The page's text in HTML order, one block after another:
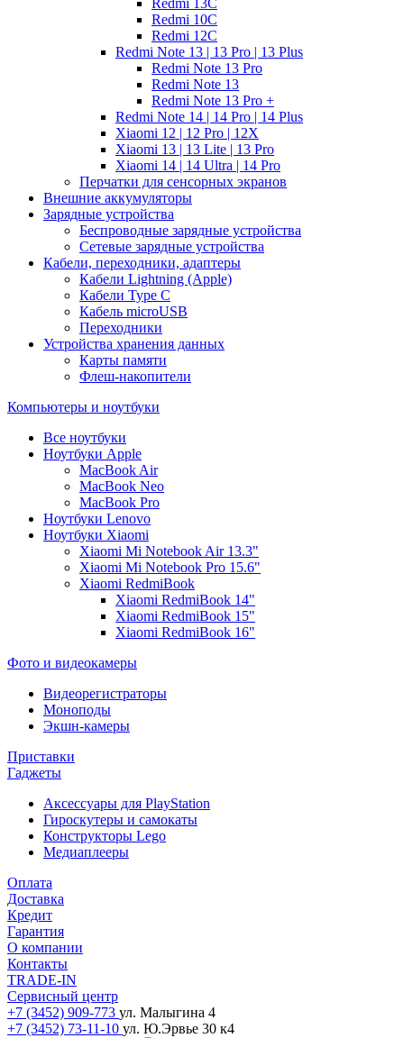
Redmi 13C
Redmi 10C
Redmi 12C
Redmi Note 13 | 13 Pro | 13 Plus
Redmi Note 13 Pro
Redmi Note 13
Redmi Note 13 Pro +
Redmi Note 14 | 14 Pro | 14 Plus
Xiaomi 12 | 12 Pro | 12X
Xiaomi 13 | 13 Lite | 13 Pro
Xiaomi 14 | 14 Ultra | 14 Pro
Перчатки для сенсорных экранов
Внешние аккумуляторы
Зарядные устройства
Беспроводные зарядные устройства
Сетевые зарядные устройства
Кабели, переходники, адаптеры
Кабели Lightning (Apple)
Кабели Type C
Кабель microUSB
Переходники
Устройства хранения данных
Карты памяти
Флеш-накопители
Компьютеры и ноутбуки
Все ноутбуки
Ноутбуки Apple
MacBook Air
MacBook Neo
MacBook Pro
Ноутбуки Lenovo
Ноутбуки Xiaomi
Xiaomi Mi Notebook Air 13.3"
Xiaomi Mi Notebook Pro 15.6"
Xiaomi RedmiBook
Xiaomi RedmiBook 14"
Xiaomi RedmiBook 15"
Xiaomi RedmiBook 16"
Фото и видеокамеры
Видеорегистраторы
Моноподы
Экшн-камеры
Приставки
Гаджеты
Аксессуары для PlayStation
Гироскутеры и самокаты
Конструкторы Lego
Медиаплееры
Оплата
Доставка
Кредит
Гарантия
О компании
Контакты
TRADE-IN
Сервисный центр
+7 (3452) 909-773 ул. Малыгина 4
+7 (3452) 73-11-10 ул. Ю.Эрвье 30 к4